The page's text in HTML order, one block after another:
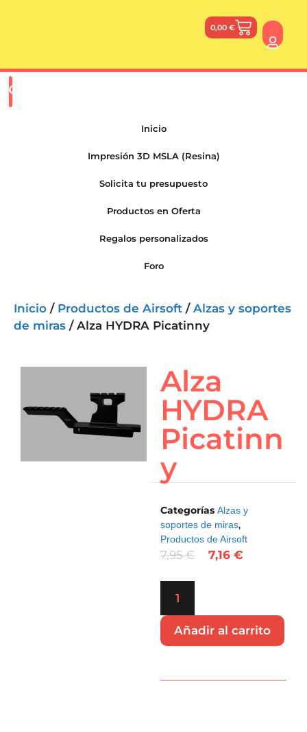
0,00 €
Inicio
Impresión 3D MSLA (Resina)
Solicita tu presupuesto
Productos en Oferta
Regalos personalizados
Foro
Inicio / Productos de Airsoft / Alzas y soportes
de miras / Alza HYDRA Picatinny
Alza
HYDRA
Picatinn
y
Categorías Alzas y
soportes de miras,
Productos de Airsoft
7,95€ 7,16 €
Añadir al carrito